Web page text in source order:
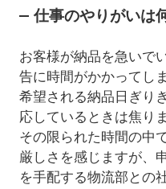
仕事のやりがいは
お客様が納品を急いで
告に時間がかかってし
希望される納品日ぎり
応しているときは焦りま
その限られた時間の中
厳しさを感じますが、
を手配する物流部との